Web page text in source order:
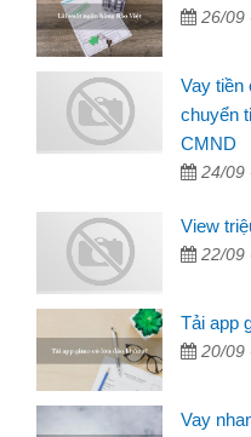
26/
Vay tiền
chuyển
CMND
24/
View
22/
Tải app
20/
Vay